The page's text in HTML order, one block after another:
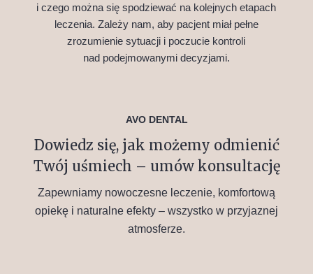
i czego można się spodziewać na kolejnych etapach
leczenia. Zależy nam, aby pacjent miał pełne
zrozumienie sytuacji i poczucie kontroli
nad podejmowanymi decyzjami.
AVO DENTAL
Dowiedz się, jak możemy odmienić
Twój uśmiech – umów konsultację
Zapewniamy nowoczesne leczenie, komfortową
opiekę i naturalne efekty – wszystko w przyjaznej
atmosferze.